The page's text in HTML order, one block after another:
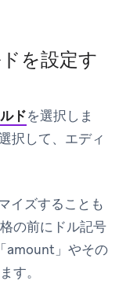
を設定す
ドを選択しま
択して、エディ
イズすることも
の前にドル記号
amount」やその
す。